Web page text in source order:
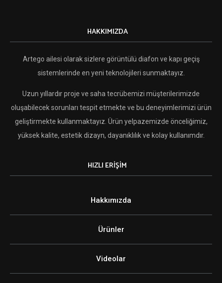
HAKKIMIZDA
Artego ailesi olarak sizlere görüntülü diafon ve kapı geçiş
sistemlerinde en yeni teknolojileri sunmaktayız.
Uzun yıllardır proje ve saha tecrübemizi müşterilerimizde
oluşabilecek sorunları tespit etmekte ve bu deneyimlerimizi ürün
geliştirmekte kullanmaktayız. Ürün yelpazemizde önceliğimiz,
yüksek kalite, estetik dizayn, dayanıklılık ve kolay kullanımdır.
HIZLI ERİŞİM
Hakkımızda
Ürünler
Videolar